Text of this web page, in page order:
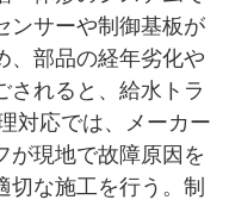
ンサーや制御基板が
、部品の経年劣化や
されると、給水トラ
対応では、メーカー
が現地で故障原因を
切な施工を行う。制